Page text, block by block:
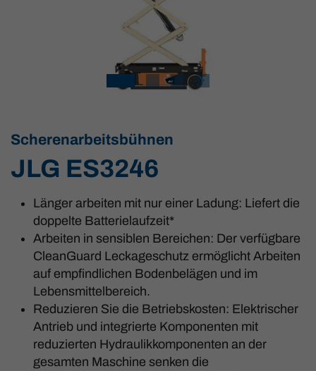
Scherenarbeitsbühnen
JLG ES3246
Länger arbeiten mit nur einer Ladung: Liefert die
doppelte Batterielaufzeit*
Arbeiten in sensiblen Bereichen: Der verfügbare
CleanGuard Leckageschutz ermöglicht Arbeiten
auf empfindlichen Bodenbelägen und im
Lebensmittelbereich.
Reduzieren Sie die Betriebskosten: Elektrischer
Antrieb und integrierte Komponenten mit
reduzierten Hydraulikkomponenten an der
gesamten Maschine senken die